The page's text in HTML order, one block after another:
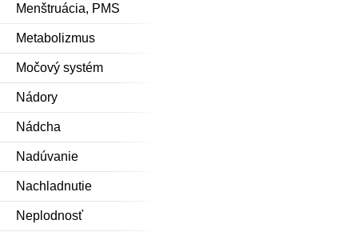
Menštruácia, PMS
Metabolizmus
Močový systém
Nádory
Nádcha
Nadúvanie
Nachladnutie
Neplodnosť